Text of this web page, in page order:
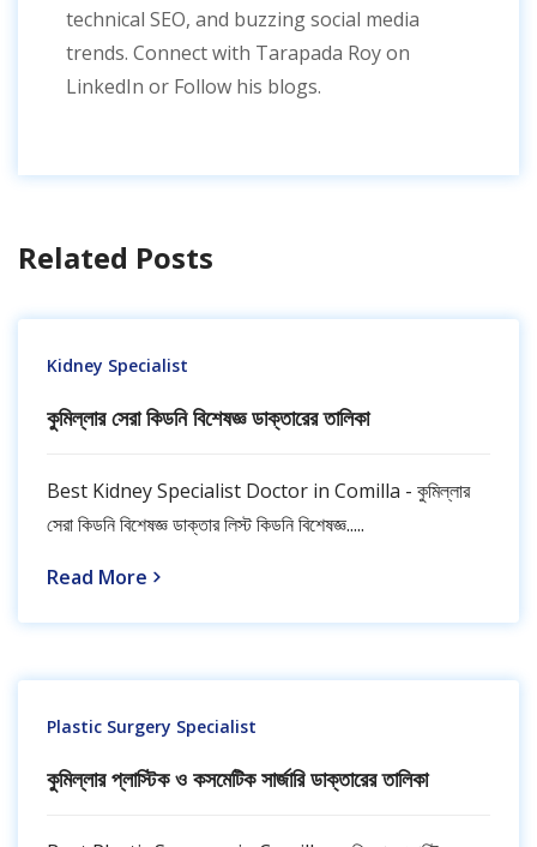
technical SEO, and buzzing social media
trends. Connect with Tarapada Roy on
LinkedIn or Follow his blogs.
Related Posts
Kidney Specialist
কুমিল্লার সেরা কিডনি বিশেষজ্ঞ ডাক্তারের তালিকা
Best Kidney Specialist Doctor in Comilla - কুমিল্লার
সেরা কিডনি বিশেষজ্ঞ ডাক্তার লিস্ট কিডনি বিশেষজ্ঞ.....
Read More
Plastic Surgery Specialist
কুমিল্লার প্লাস্টিক ও কসমেটিক সার্জারি ডাক্তারের তালিকা